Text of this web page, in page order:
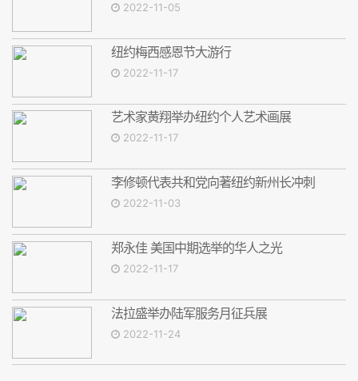
2022-11-05
纽约梅西感恩节大游行
2022-11-17
艺术家黄翔举办纽约个人艺术画展
2022-11-17
李修顿代表共和党向著纽约新州长冲刺
2022-11-03
郑永佳 美国中期选举的华人之光
2022-11-17
法拉盛举办陆军服务月征兵展
2022-11-24